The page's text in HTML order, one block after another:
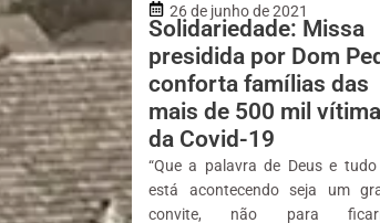
26 de junho de 2021
Solidariedade: Missa
presidida por Dom
conforta famílias das
mais de 500 mil
da Covid-19
“Que a palavra de Deus e
está acontecendo seja um
convite, não para